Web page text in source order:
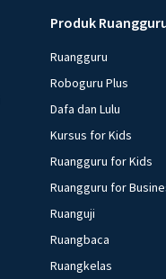
Produk
Ruangguru
Roboguru Plus
Dafa dan Lulu
Kursus for Kids
Ruangguru for Kids
Ruangguru for
Ruanguji
Ruangbaca
Ruangkelas